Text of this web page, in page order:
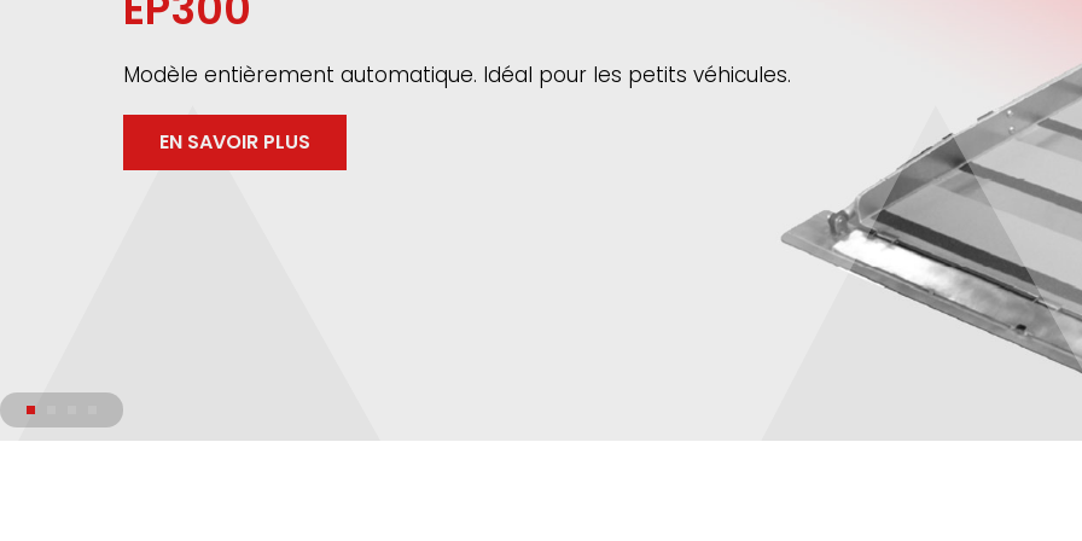
Modèle entièrement automatique. Idéal pour les petits véhicules.
EN SAVOIR PLUS